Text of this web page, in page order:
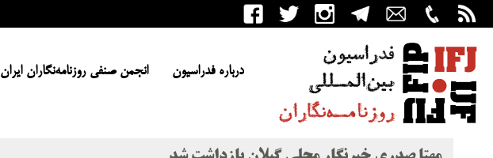
درباره فدراسیون انجمن صنفی روزنامه‌نگاران ایران